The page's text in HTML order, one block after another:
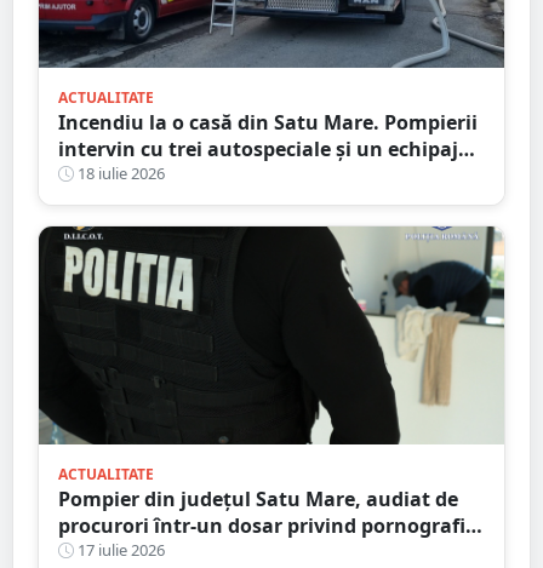
ACTUALITATE
Incendiu la o casă din Satu Mare. Pompierii
intervin cu trei autospeciale și un echipaj
SMURD
18 iulie 2026
ACTUALITATE
Pompier din județul Satu Mare, audiat de
procurori într-un dosar privind pornografia
infantilă
17 iulie 2026